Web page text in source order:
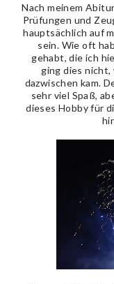
Nach meinem
Prüfungen und
hauptsächlich auf
sein. Wie oft
gehabt, die ich
ging dies nicht,
dazwischen kam.
sehr viel Spaß,
dieses Hobby für